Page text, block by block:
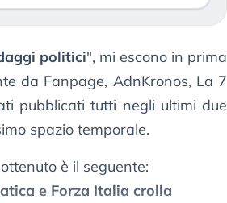
politici", mi escono in prima
da Fanpage, AdnKronos, La 7
pubblicati tutti negli ultimi due
spazio temporale.
è il seguente:
e Forza Italia crolla